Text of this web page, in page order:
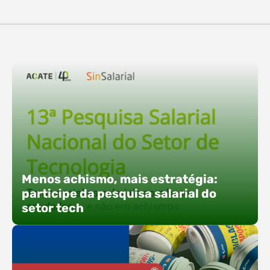
O Polo ACATE-ACIRS confirma presença na
direta: transformar o espaço em um ponto ativo
de conexões e oportunidades. Ao lado do polo, 13
empresas associadas integram o espaço tech,
que estará conectado a um dos palcos
alternativos do evento. A presença conjunta
fortalece o ecossistema e amplia…
Menos achismo, mais estratégia:
participe da pesquisa salarial do
setor tech